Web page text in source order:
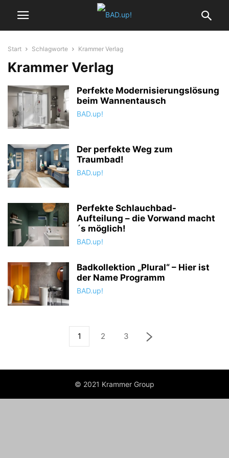
Start Schlagworte Krammer Verlag
Krammer Verlag
Perfekte Modernisierungslösung
beim Wannentausch
BAD.up!
Der perfekte Weg zum
Traumbad!
BAD.up!
Perfekte Schlauchbad-
Aufteilung – die Vorwand macht
´s möglich!
BAD.up!
Badkollektion „Plural“ – Hier ist
der Name Programm
BAD.up!
1 2 3
© 2021 Krammer Group